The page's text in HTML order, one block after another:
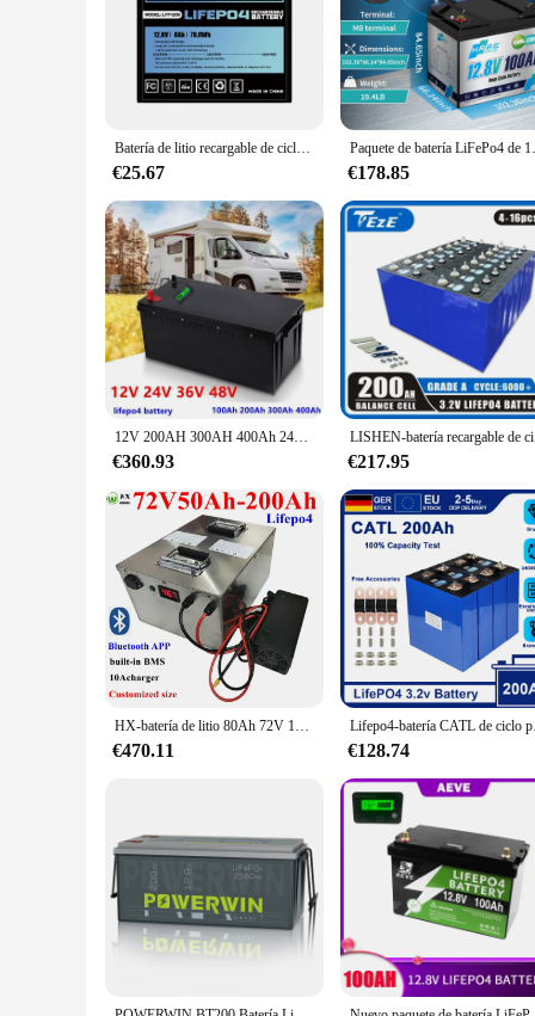
**Unmatched Performance and Durability**
The bateria ciclo profundo 200ah is a high-performance
uses. Whether you're powering a recreational vehicle, a
repeated discharge and recharge cycles, making it a
The bateria ciclo profundo 200ah is not just about power;
indoor and outdoor applications. Its robust construction
performance is enhanced by its high-discharge rate,
**Adaptable and Eco-Friendly**
This battery is not just a power source; it's an investment
the environment. Its high-capacity 200Ah capacity means
looking to reduce their carbon footprint while enjoying the
profundo 200ah is a smart choice for both your business
Batería de litio recargable de ciclo profundo con BMS para Camping,UPS, 12V, LiFePO4, 6Ah, 7Ah, 12Ah, 20Ah, 30Ah, 50Ah, 100Ah, 200Ah
€25.67
Paquete de batería
€178.85
12V 200AH 300AH 400Ah 24V 150Ah 200Ah 36V 48V 100Ah Lifepo4 lithium battery eu deep cycle for car audio solar system boat
€360.93 €217.95
HX-batería de litio 80Ah 72V 100Ah 200Ah 120Ah 150Ah lifepo4 BMS ciclo profundo para inversor de motocicleta scooter de 7000W + cargador de 10A.
€470.11
Lifepo4-batería
€128.74